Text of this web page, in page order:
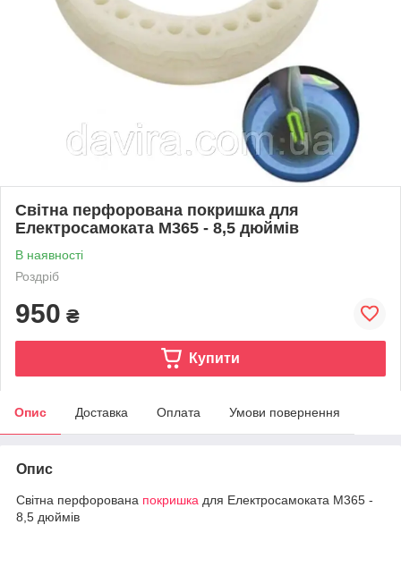
Світна перфорована покришка для
Електросамоката M365 - 8,5 дюймів
В наявності
Роздріб
950 ₴
Купити
Опис Доставка Оплата Умови повернення
Опис
Світна перфорована покришка для Електросамоката M365 -
8,5 дюймів